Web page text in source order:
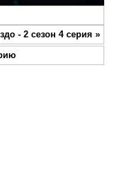
Mute Settings
Enter
- 2 сезон 4 серия »